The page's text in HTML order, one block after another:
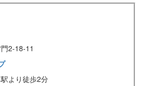
2-18-11
より徒歩2分